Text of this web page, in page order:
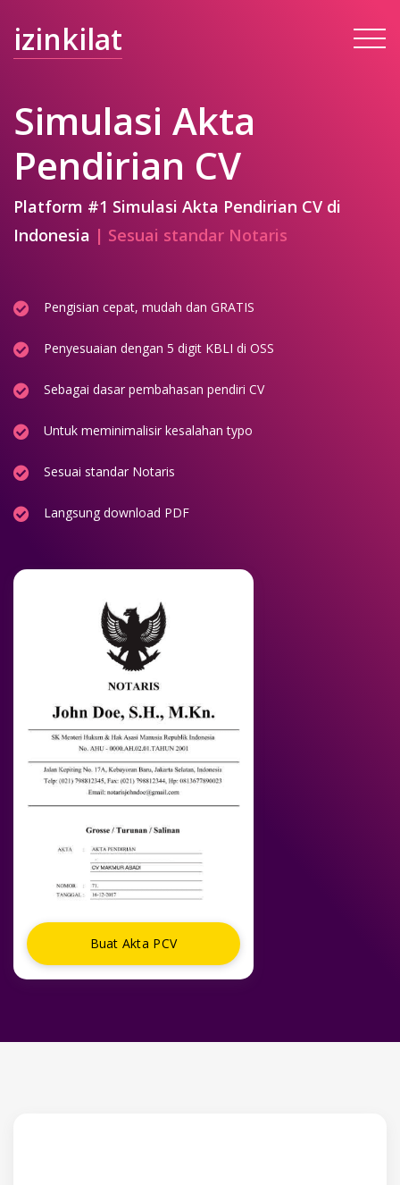
izinkilat
Simulasi Akta
Pendirian CV
Platform #1 Simulasi Akta Pendirian CV di
Indonesia | Sesuai standar Notaris
Pengisian cepat, mudah dan GRATIS
Penyesuaian dengan 5 digit KBLI di OSS
Sebagai dasar pembahasan pendiri CV
Untuk meminimalisir kesalahan typo
Sesuai standar Notaris
Langsung download PDF
Buat Akta PCV